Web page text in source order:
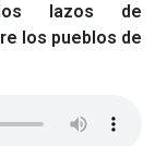
los lazos de
los pueblos de